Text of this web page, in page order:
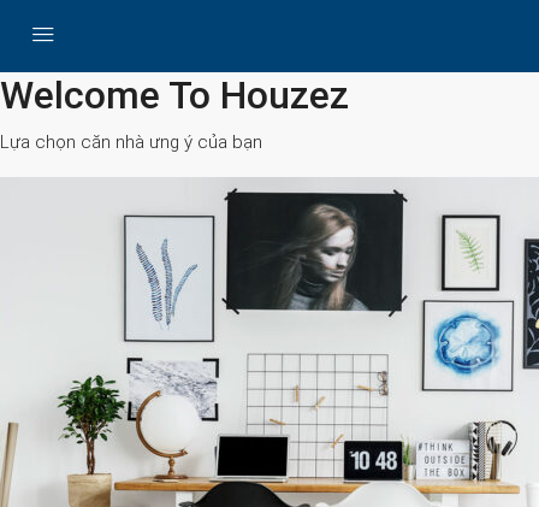
Search
Welcome To Houzez
Lựa chọn căn nhà ưng ý của bạn